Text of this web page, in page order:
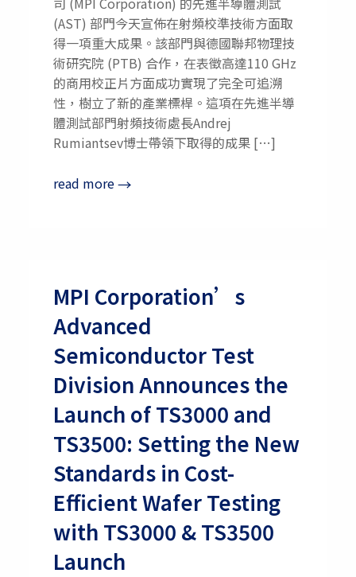
(AST) 部門今天宣佈在射頻校準技術方面取
得一項重大成果。該部門與德國聯邦物理技
術研究院 (PTB) 合作，在表徵高達110 GHz
的商用校正片方面成功實現了完全可追溯
性，樹立了新的產業標桿。這項在先進半導
體測試部門射頻技術處長Andrej
Rumiantsev博士帶領下取得的成果 […]
read more→
MPI Corporation’s
Advanced
Semiconductor Test
Division Announces the
Launch of TS3000 and
TS3500: Setting the New
Standards in Cost-
Efficient Wafer Testing
with TS3000 & TS3500
Launch